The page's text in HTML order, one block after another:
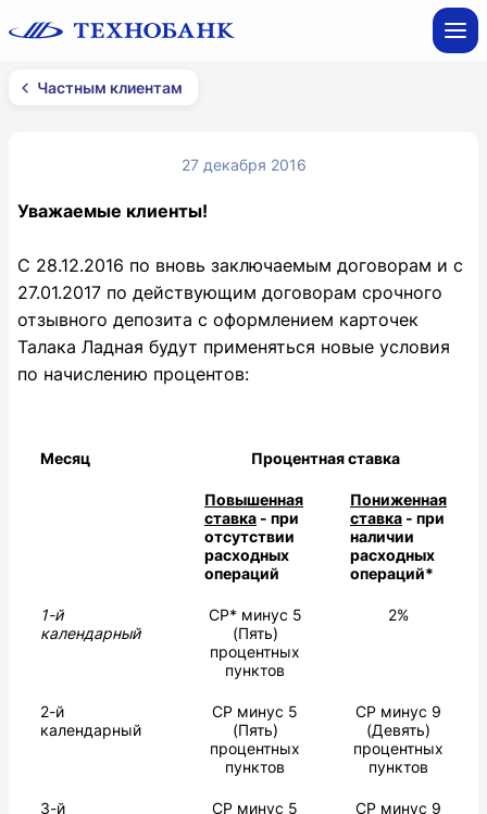
Частным клиентам
27 декабря 2016
Уважаемые клиенты!
С 28.12.2016 по вновь заключаемым договорам и с
27.01.2017 по действующим договорам срочного
отзывного депозита с оформлением карточек
Талака Ладная будут применяться новые условия
по начислению процентов:
Месяц Процентная ставка
Повышенная
ставка - при
отсутствии
расходных
операций
Пониженная
ставка - при
наличии
расходных
операций*
1-й
календарный
СР* минус 5
(Пять)
процентных
пунктов
2%
2-й
календарный
СР минус 5
(Пять)
процентных
пунктов
СР минус 9
(Девять)
процентных
пунктов
3-й
СР минус 5
СР минус 9